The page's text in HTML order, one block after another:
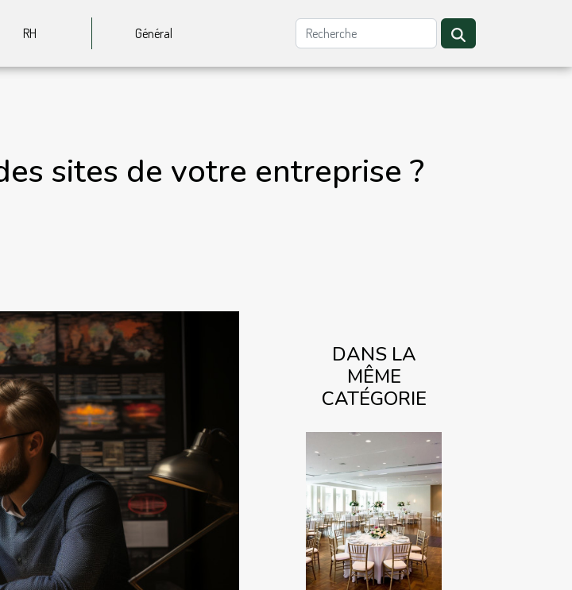
RH Général
sites de votre entreprise ?
DANS LA
MÊME
CATÉGORIE